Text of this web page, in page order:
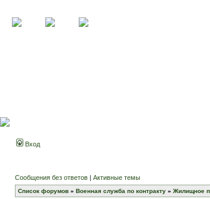
Вход
Сообщения без ответов | Активные темы
Список форумов » Военная служба по контракту » Жилищное